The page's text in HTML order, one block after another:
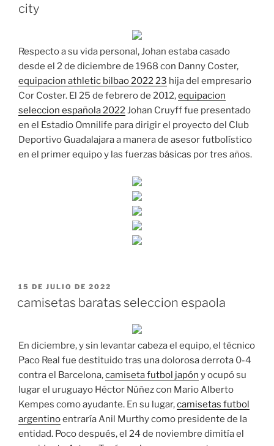
city
Respecto a su vida personal, Johan estaba casado
desde el 2 de diciembre de 1968 con Danny Coster,
equipacion athletic bilbao 2022 23 hija del empresario
Cor Coster. El 25 de febrero de 2012,equipacion
seleccion española 2022Johan Cruyff fue presentado
en el Estadio Omnilife para dirigir el proyecto del Club
Deportivo Guadalajara a manera de asesor futbolístico
en el primer equipo y las fuerzas básicas por tres años.
PUBLICADO
15 DE JULIO DE 2022
camisetas baratas seleccion espaola
En diciembre, y sin levantar cabeza el equipo, el técnico
Paco Real fue destituido tras una dolorosa derrota 0-4
contra el Barcelona,camiseta futbol japón y ocupó su
lugar el uruguayo Héctor Núñez con Mario Alberto
Kempes como ayudante. En su lugar,camisetas futbol
argentinoentraría Anil Murthy como presidente de la
entidad. Poco después, el 24 de noviembre dimitía el